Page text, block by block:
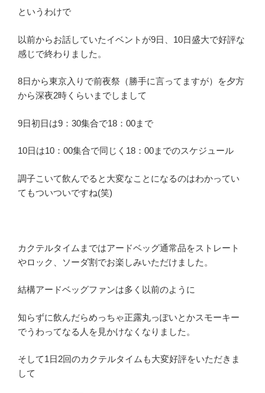
というわけで
以前からお話していたイベントが9日、10日盛大で好評な
感じで終わりました。
8日から東京入りで前夜祭（勝手に言ってますが）を夕方
から深夜2時くらいまでしまして
9日初日は9：30集合で18：00まで
10日は10：00集合で同じく18：00までのスケジュール
調子こいて飲んでると大変なことになるのはわかってい
てもついついですね(笑)
カクテルタイムまではアードベッグ通常品をストレート
やロック、ソーダ割でお楽しみいただけました。
結構アードベッグファンは多く以前のように
知らずに飲んだらめっちゃ正露丸っぽいとかスモーキー
でうわってなる人を見かけなくなりました。
そして1日2回のカクテルタイムも大変好評をいただきま
して